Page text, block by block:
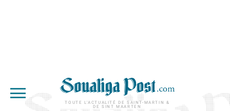
TOUTE L'ACTUALITÉ DE SAINT-MARTIN &
DE SINT MAARTEN